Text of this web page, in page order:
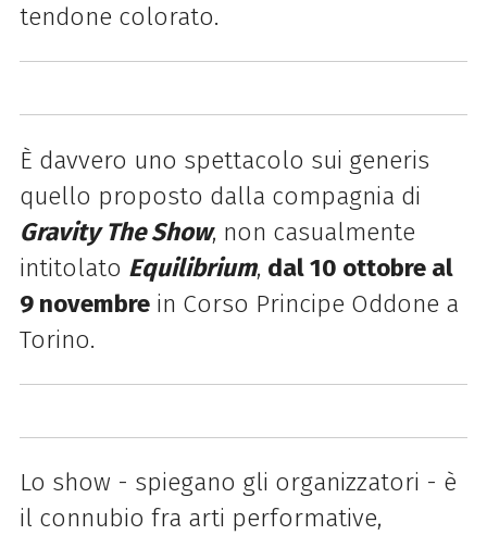
tendone colorato.
È davvero uno spettacolo sui generis
quello proposto dalla compagnia di
Gravity The Show, non casualmente
intitolato Equilibrium, dal 10 ottobre al
9 novembrein Corso Principe Oddone a
Torino.
Lo show - spiegano gli organizzatori - è
il connubio fra arti performative,